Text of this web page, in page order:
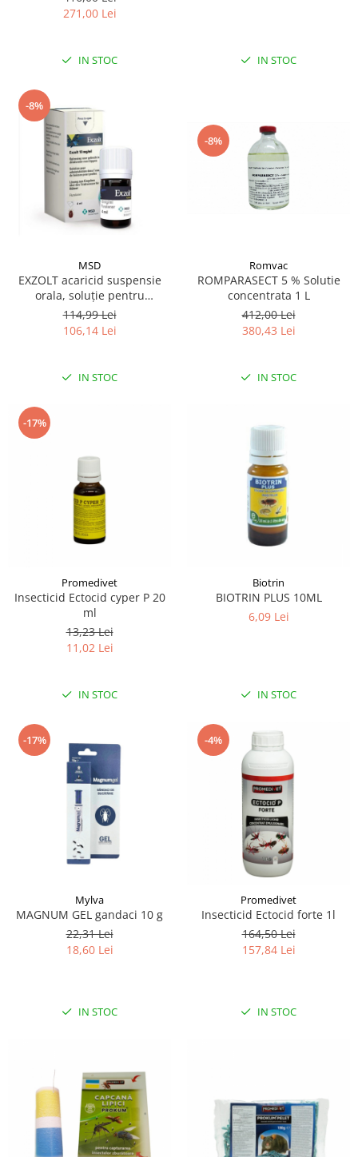
271,00 Lei
IN STOC IN STOC
-8%
MSD
EXZOLT acaricid suspensie
orala, soluție pentru
administrare în apa de băut
la pui 4ML
114,99 Lei
106,14 Lei
IN STOC
-8%
Romvac
ROMPARASECT 5 % Solutie
concentrata 1 L
412,00 Lei
380,43 Lei
IN STOC
-17%
Promedivet
Insecticid Ectocid cyper P 20
ml
13,23 Lei
11,02 Lei
IN STOC
Biotrin
BIOTRIN PLUS 10ML
6,09 Lei
IN STOC
-17%
Mylva
MAGNUM GEL gandaci 10 g
22,31 Lei
18,60 Lei
IN STOC
-4%
Promedivet
Insecticid Ectocid forte 1l
164,50 Lei
157,84 Lei
IN STOC